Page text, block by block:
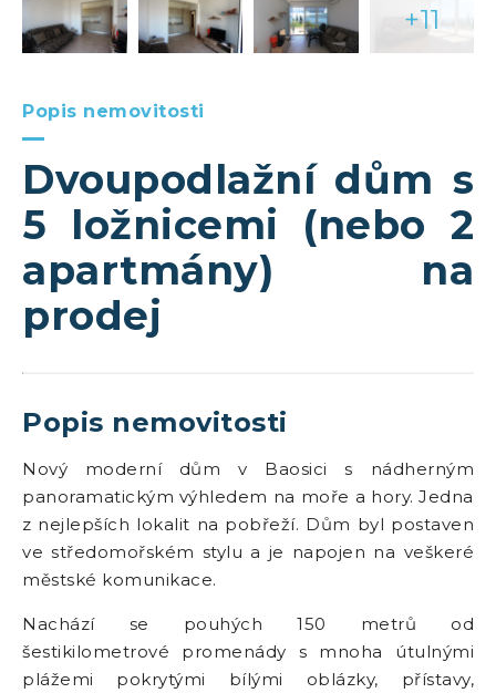
+11
Popis nemovitosti
Dvoupodlažní dům s
5 ložnicemi (nebo 2
apartmány) na
prodej
Popis nemovitosti
Nový moderní dům v Baosici s nádherným
panoramatickým výhledem na moře a hory. Jedna
z nejlepších lokalit na pobřeží. Dům byl postaven
ve středomořském stylu a je napojen na veškeré
městské komunikace.
Nachází se pouhých 150 metrů od
šestikilometrové promenády s mnoha útulnými
plážemi pokrytými bílými oblázky, přístavy,